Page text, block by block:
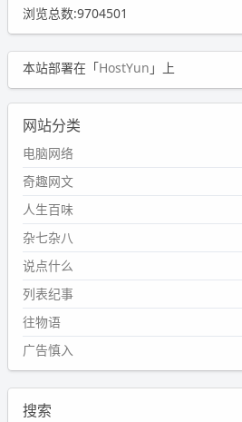
浏览总数:9704501
本站部署在「HostYun 」上
网站分类
电脑网络
奇趣网文
人生百味
杂七杂八
说点什么
列表纪事
往物语
广告慎入
搜索